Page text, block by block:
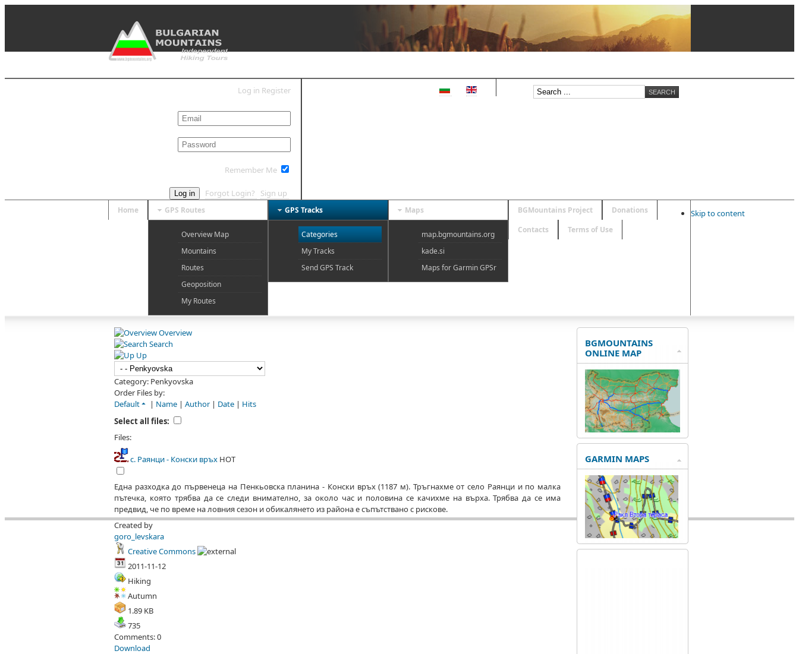
Log in Register
Remember Me
Log in Forgot Login? Sign up
Home GPS Routes
Overview Map
Mountains
Routes
Geoposition
My Routes
GPS Tracks
Categories
My Tracks
Send GPS Track
Maps
map.bgmountains.org
kade.si
Maps for Garmin GPSr
BGMountains Project
Donations
Contacts
Terms of Use
Skip to content
Overview
Search
Up
Category: Penkyovska
Order Files by:
Default
| Name | Author| Date | Hits
Select all files:
Files:
с. Раянци - Конски връх HOT
Една разходка до първенеца на Пенкьовска планина - Конски връх (1187 м). Тръгнахме от село Раянци и по малка
пътечка, която трябва да се следи внимателно, за около час и половина се качихме на върха. Трябва да се има
предвид, че по време на ловния сезон и обикалянето из района е съпътствано с рискове.
Created by
goro_levskara
Creative Commons
2011-11-12
Hiking
Autumn
1.89 KB
735
Comments: 0
Download
BGMOUNTAINS
ONLINE MAP
GARMIN MAPS